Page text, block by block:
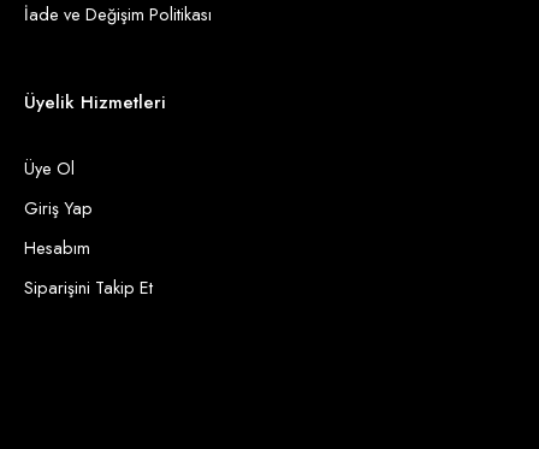
İade ve Değişim Politikası
Üyelik Hizmetleri
Üye Ol
Giriş Yap
Hesabım
Siparişini Takip Et